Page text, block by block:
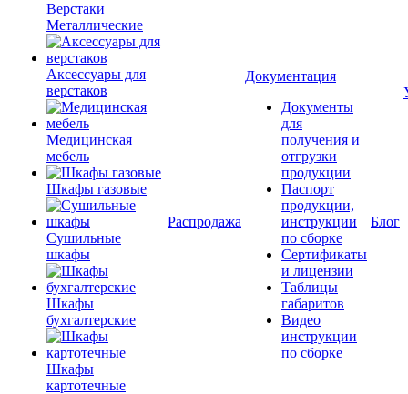
Верстаки
Металлические
Аксессуары для
верстаков
Медицинская
мебель
Шкафы газовые
Сушильные
шкафы
Шкафы
бухгалтерские
Шкафы
картотечные
Распродажа
Документация
Документы
для
получения и
отгрузки
продукции
Паспорт
продукции,
инструкции
по сборке
Сертификаты
и лицензии
Таблицы
габаритов
Видео
инструкции
по сборке
Блог